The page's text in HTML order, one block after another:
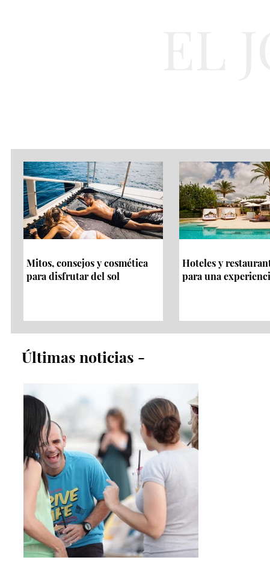
Mitos, consejos y cosmética
para disfrutar del sol
Hoteles y
para una
​Últimas noticias​ -